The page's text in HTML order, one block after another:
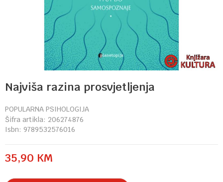
Najviša razina prosvjetljenja
POPULARNA PSIHOLOGIJA
Šifra artikla: 206274876
Isbn: 9789532576016
35,90 KM